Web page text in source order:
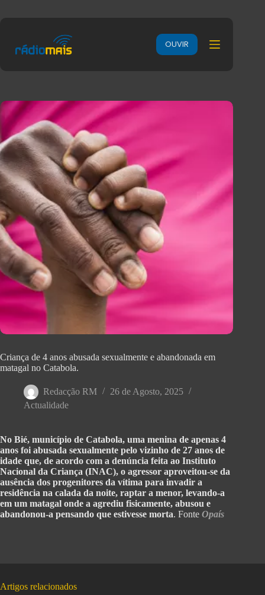
OUVIR
Criança de 4 anos abusada sexualmente e abandonada em
matagal no Catabola.
Redacção RM
26 de Agosto, 2025
Actualidade
No Bié, município de Catabola, uma menina de apenas 4
anos foi abusada sexualmente pelo vizinho de 27 anos de
idade que, de acordo com a denúncia feita ao Instituto
Nacional da Criança (INAC), o agressor aproveitou-se da
ausência dos progenitores da vítima para invadir a
residência na calada da noite, raptar a menor, levando-a
em um matagal onde a agrediu fisicamente, abusou e
abandonou-a pensando que estivesse morta. Fonte Opaís
Artigos relacionados